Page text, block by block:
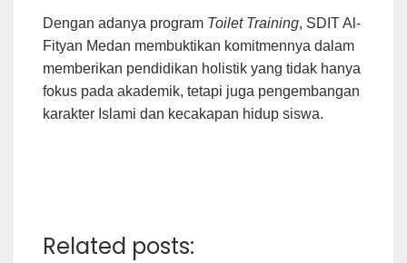
Dengan adanya program Toilet Training, SDIT Al-
Fityan Medan membuktikan komitmennya dalam
memberikan pendidikan holistik yang tidak hanya
fokus pada akademik, tetapi juga pengembangan
karakter Islami dan kecakapan hidup siswa.
Related posts: